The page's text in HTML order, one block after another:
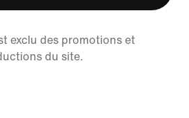
exclu des promotions et
du site.